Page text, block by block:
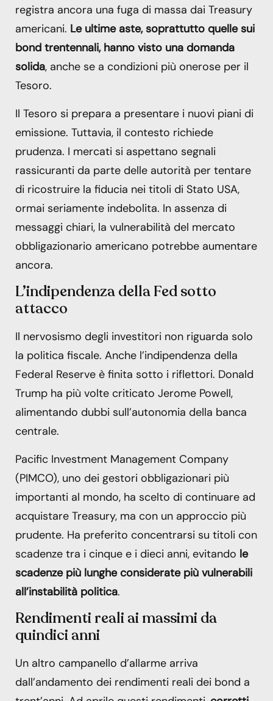
registra ancora una fuga di massa dai Treasury
americani. Le ultime aste, soprattutto quelle sui
bond trentennali, hanno visto una domanda
solida, anche se a condizioni più onerose per il
Tesoro.
Il Tesoro si prepara a presentare i nuovi piani di
emissione. Tuttavia, il contesto richiede
prudenza. I mercati si aspettano segnali
rassicuranti da parte delle autorità per tentare
di ricostruire la fiducia nei titoli di Stato USA,
ormai seriamente indebolita. In assenza di
messaggi chiari, la vulnerabilità del mercato
obbligazionario americano potrebbe aumentare
ancora.
L’indipendenza della Fed sotto
attacco
Il nervosismo degli investitori non riguarda solo
la politica fiscale. Anche l’indipendenza della
Federal Reserve è finita sotto i riflettori. Donald
Trump ha più volte criticato Jerome Powell,
alimentando dubbi sull’autonomia della banca
centrale.
Pacific Investment Management Company
(PIMCO), uno dei gestori obbligazionari più
importanti al mondo, ha scelto di continuare ad
acquistare Treasury, ma con un approccio più
prudente. Ha preferito concentrarsi su titoli con
scadenze tra i cinque e i dieci anni, evitando le
scadenze più lunghe considerate più vulnerabili
all’instabilità politica.
Rendimenti reali ai massimi da
quindici anni
Un altro campanello d’allarme arriva
dall’andamento dei rendimenti reali dei bond a